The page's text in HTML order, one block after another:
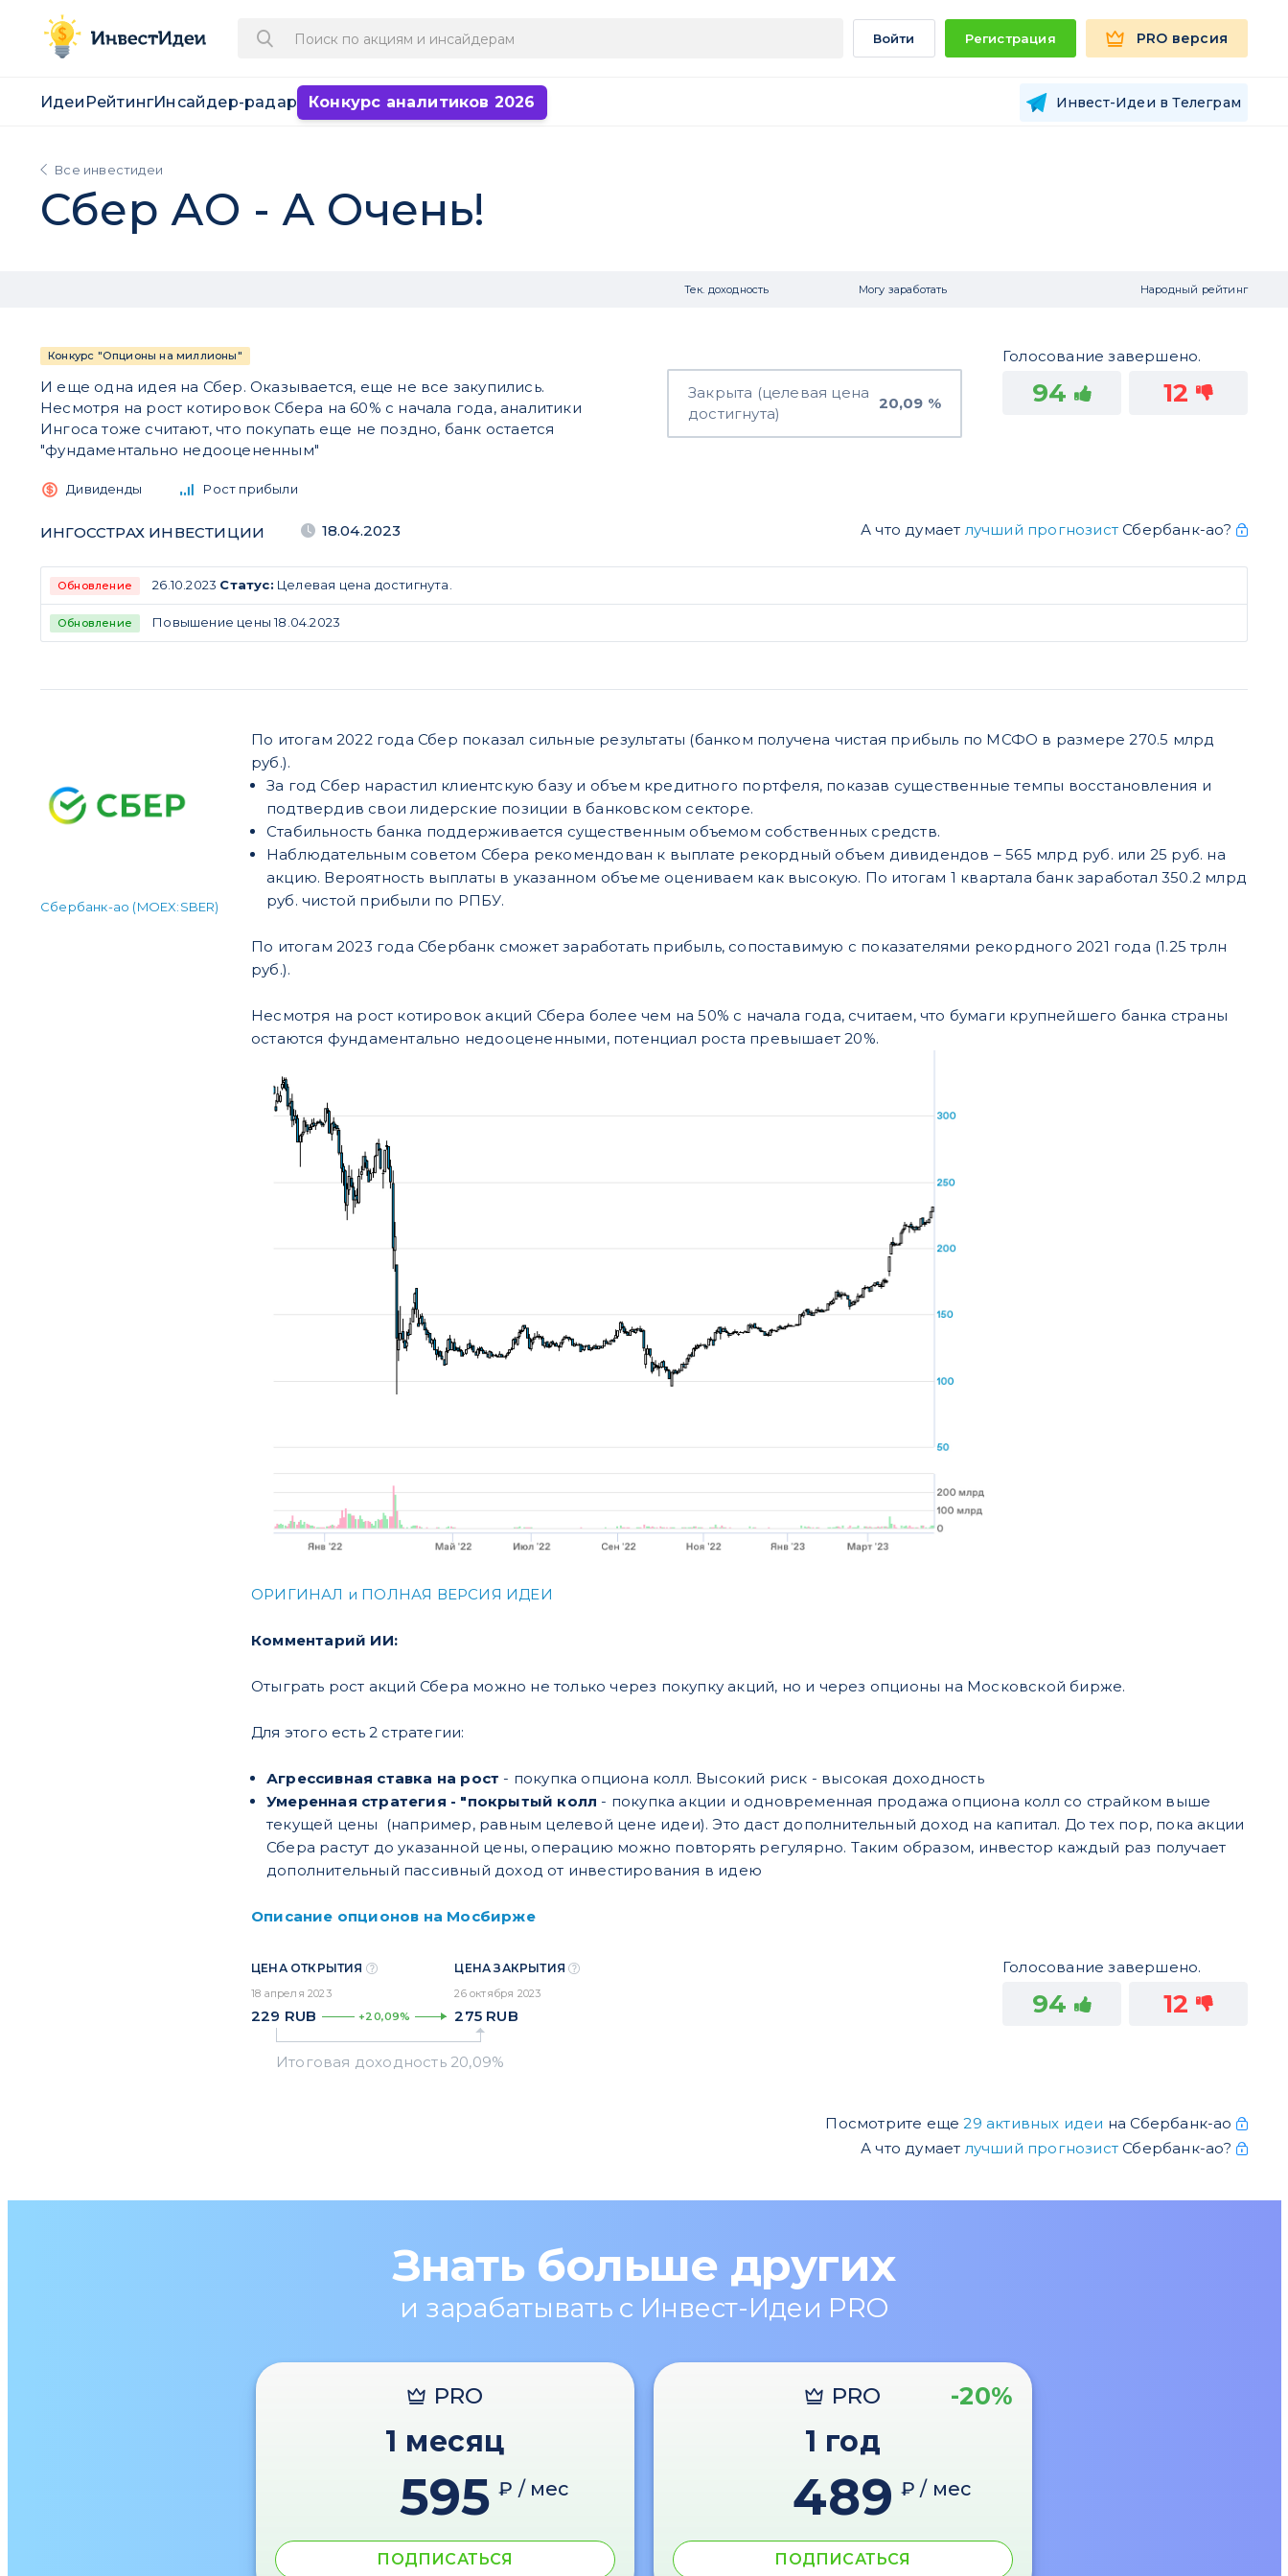
Войти Регистрация PRO версия
Идеи РейтингИнсайдер-радар Конкурс аналитиков 2026 Инвест-Идеи в Телеграм
Все инвестидеи
Сбер АО - А Очень!
Тек. доходность Могу заработать Народный рейтинг
Конкурс "Опционы на миллионы"
И еще одна идея на Сбер. Оказывается, еще не все закупились.
Несмотря на рост котировок Сбера на 60% с начала года, аналитики
Ингоса тоже считают, что покупать еще не поздно, банк остается
"фундаментально недооцененным"
Закрыта (целевая цена
достигнута)
20,09 %
Голосование завершено.
94 12
Дивиденды Рост прибыли
ИНГОССТРАХ ИНВЕСТИЦИИ 18.04.2023 А что думает лучший прогнозистСбербанк-ао?
Обновление 26.10.2023 Статус: Целевая цена достигнута.
Обновление Повышение цены 18.04.2023
Сбербанк-ао (MOEX:SBER)
По итогам 2022 года Сбер показал сильные результаты (банком получена чистая прибыль по МСФО в размере 270.5 млрд
руб.).
За год Сбер нарастил клиентскую базу и объем кредитного портфеля, показав существенные темпы восстановления и
подтвердив свои лидерские позиции в банковском секторе.
Стабильность банка поддерживается существенным объемом собственных средств.
Наблюдательным советом Сбера рекомендован к выплате рекордный объем дивидендов – 565 млрд руб. или 25 руб. на
акцию. Вероятность выплаты в указанном объеме оцениваем как высокую. По итогам 1 квартала банк заработал 350.2 млрд
руб. чистой прибыли по РПБУ.
По итогам 2023 года Сбербанк сможет заработать прибыль, сопоставимую с показателями рекордного 2021 года (1.25 трлн
руб.).
Несмотря на рост котировок акций Сбера более чем на 50% с начала года, считаем, что бумаги крупнейшего банка страны
остаются фундаментально недооцененными, потенциал роста превышает 20%.
ОРИГИНАЛ и ПОЛНАЯ ВЕРСИЯ ИДЕИ
Комментарий ИИ:
Отыграть рост акций Сбера можно не только через покупку акций, но и через опционы на Московской бирже.
Для этого есть 2 стратегии:
Агрессивная ставка на рост - покупка опциона колл. Высокий риск - высокая доходность
Умеренная стратегия - "покрытый колл - покупка акции и одновременная продажа опциона колл со страйком выше
текущей цены (например, равным целевой цене идеи). Это даст дополнительный доход на капитал. До тех пор, пока акции
Сбера растут до указанной цены, операцию можно повторять регулярно. Таким образом, инвестор каждый раз получает
дополнительный пассивный доход от инвестирования в идею
Описание опционов на Мосбирже
ЦЕНА ОТКРЫТИЯ
18 апреля 2023
229 RUB +20,09%
ЦЕНА ЗАКРЫТИЯ
26 октября 2023
275 RUB
Голосование завершено.
94 12
Посмотрите еще29 активных идеи на Сбербанк-ао
А что думает лучший прогнозистСбербанк-ао?
Знать больше других
и зарабатывать с Инвест-Идеи PRO
PRO
1 месяц
595 ₽ / мес
ПОДПИСАТЬСЯ
PRO -20%
1 год
489 ₽ / мес
ПОДПИСАТЬСЯ